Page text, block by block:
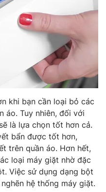
nếu không có sự chấp
VTV.vn khi phát hành lại
khi bạn cần loại bỏ các
áo. Tuy nhiên, đối với
là lựa chọn tốt hơn cả.
bẩn được tốt hơn,
trên quần áo. Hơn hết,
loại máy giặt nhờ đặc
Việc sử dụng dạng bột
hệ thống máy giặt.